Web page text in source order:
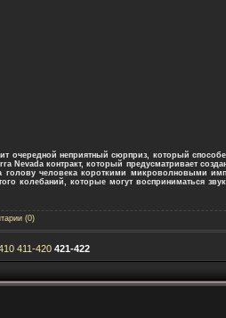
неприятный сюрприз, который
контракт, который предусматривает
человека короткими микроволновыми
колебаний, которые могут восприниматься
(0)
411-420 421-422